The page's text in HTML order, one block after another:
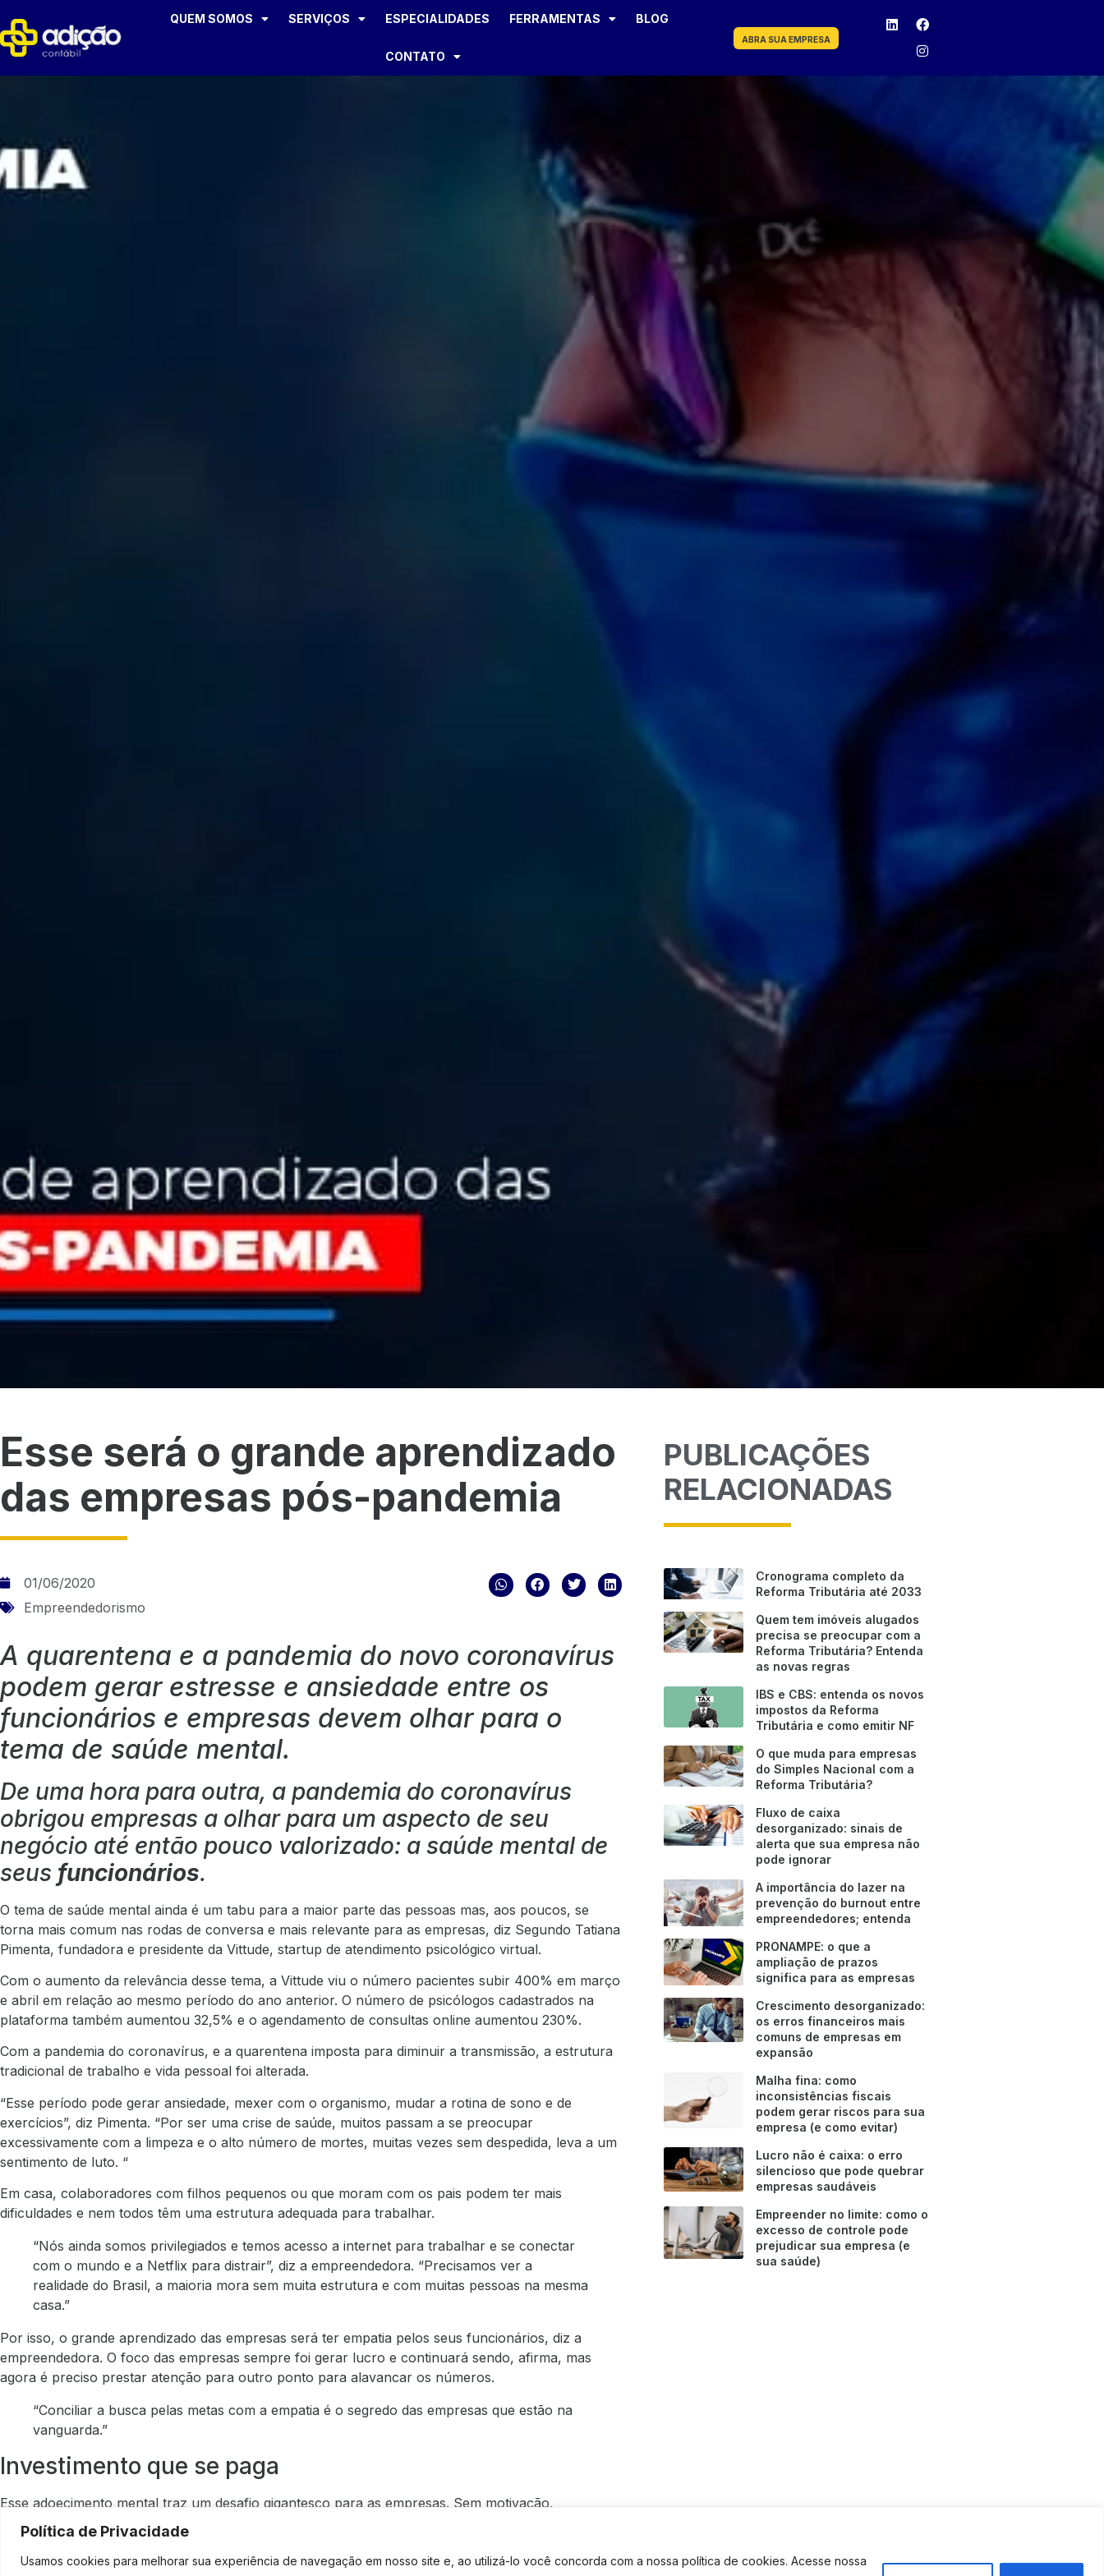
Política de Privacidade
Usamos cookies para melhorar sua experiência de navegação em nosso site e, ao utilizá-lo você concorda com a nossa política de cookies. Acesse nossa
QUEM SOMOS SERVIÇOS ESPECIALIDADES FERRAMENTAS BLOG
CONTATO
ABRA SUA EMPRESA
Esse será o grande aprendizado
das empresas pós-pandemia
01/06/2020
Empreendedorismo
A quarentena e a pandemia do novo coronavírus
podem gerar estresse e ansiedade entre os
funcionários e empresas devem olhar para o
tema de saúde mental.
De uma hora para outra, a pandemia do coronavírus
obrigou empresas a olhar para um aspecto de seu
negócio até então pouco valorizado: a saúde mental de
seus funcionários.
O tema de saúde mental ainda é um tabu para a maior parte das pessoas mas, aos poucos, se
torna mais comum nas rodas de conversa e mais relevante para as empresas, diz Segundo Tatiana
Pimenta, fundadora e presidente da Vittude, startup de atendimento psicológico virtual.
Com o aumento da relevância desse tema, a Vittude viu o número pacientes subir 400% em março
e abril em relação ao mesmo período do ano anterior. O número de psicólogos cadastrados na
plataforma também aumentou 32,5% e o agendamento de consultas online aumentou 230%.
Com a pandemia do coronavírus, e a quarentena imposta para diminuir a transmissão, a estrutura
tradicional de trabalho e vida pessoal foi alterada.
“Esse período pode gerar ansiedade, mexer com o organismo, mudar a rotina de sono e de
exercícios”, diz Pimenta. “Por ser uma crise de saúde, muitos passam a se preocupar
excessivamente com a limpeza e o alto número de mortes, muitas vezes sem despedida, leva a um
sentimento de luto. “
Em casa, colaboradores com filhos pequenos ou que moram com os pais podem ter mais
dificuldades e nem todos têm uma estrutura adequada para trabalhar.
“Nós ainda somos privilegiados e temos acesso a internet para trabalhar e se conectar
com o mundo e a Netflix para distrair”, diz a empreendedora. “Precisamos ver a
realidade do Brasil, a maioria mora sem muita estrutura e com muitas pessoas na mesma
casa.”
Por isso, o grande aprendizado das empresas será ter empatia pelos seus funcionários, diz a
empreendedora. O foco das empresas sempre foi gerar lucro e continuará sendo, afirma, mas
agora é preciso prestar atenção para outro ponto para alavancar os números.
“Conciliar a busca pelas metas com a empatia é o segredo das empresas que estão na
vanguarda.”
Investimento que se paga
Esse adoecimento mental traz um desafio gigantesco para as empresas. Sem motivação,
funcionários produzem menos – e geram menos lucro para as empresas. “Essa preocupação se
PUBLICAÇÕES
RELACIONADAS
Cronograma completo da
Reforma Tributária até 2033
Quem tem imóveis alugados
precisa se preocupar com a
Reforma Tributária? Entenda
as novas regras
IBS e CBS: entenda os novos
impostos da Reforma
Tributária e como emitir NF
O que muda para empresas
do Simples Nacional com a
Reforma Tributária?
Fluxo de caixa
desorganizado: sinais de
alerta que sua empresa não
pode ignorar
A importância do lazer na
prevenção do burnout entre
empreendedores; entenda
PRONAMPE: o que a
ampliação de prazos
significa para as empresas
Crescimento desorganizado:
os erros financeiros mais
comuns de empresas em
expansão
Malha fina: como
inconsistências fiscais
podem gerar riscos para sua
empresa (e como evitar)
Lucro não é caixa: o erro
silencioso que pode quebrar
empresas saudáveis
Empreender no limite: como o
excesso de controle pode
prejudicar sua empresa (e
sua saúde)